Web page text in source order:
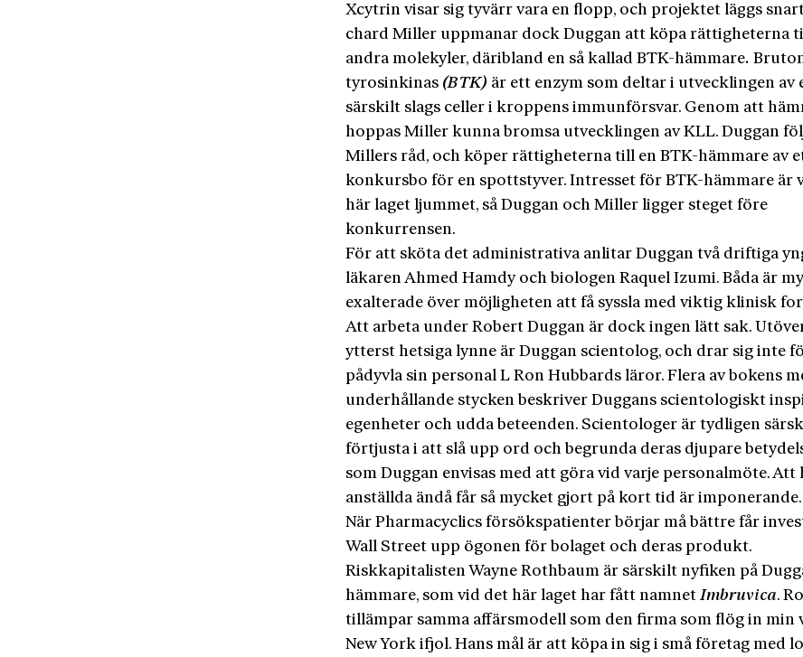
Xcytrin visar sig tyvärr vara en flopp, och projektet läggs
chard Miller uppmanar dock Duggan att köpa rättigheterna
andra molekyler, däribland en så kal­lad BTK-hämmare.
tyrosinkinas (BTK) är ett enzym som deltar i utvecklingen av
särskilt slags celler i kroppens immunförsvar. Genom att
hoppas Miller kunna bromsa utvecklingen av KLL. Duggan
Millers råd, och köper rättigheterna till en BTK-­hämmare av
konkursbo för en spottstyver. Intresset för BTK-hämmare är
här laget ljummet, så Duggan och Miller ligger steget före
konkurrensen.
För att sköta det administrativa anlitar Duggan två driftiga
läkaren Ahmed Hamdy och biologen Raquel Izumi. Båda är
exalterade över möjligheten att få syssla med viktig klinisk
Att arbeta under Robert Duggan är dock ingen lätt sak.
ytterst hetsiga lynne är Duggan scientolog, och drar sig inte
pådyvla sin personal L Ron Hubbards läror. Flera av bokens
underhållande stycken beskriver Duggans scientologiskt
egenheter och udda beteenden. Scientologer är tydligen
förtjusta i att slå upp ord och begrunda deras djupare
som Duggan envisas med att göra vid varje personalmöte. Att
anställda ändå får så mycket gjort på kort tid är imponerande.
När Pharmacyclics försökspatienter börjar må bättre får
Wall Street upp ögonen för bolaget och deras produkt.
Riskkapitalisten Wayne­ Rothbaum är särskilt nyfiken på
hämmare, som vid det här laget har fått namnet Imbruvica.
tillämpar samma affärsmodell som den firma som flög in min
New York ifjol. Hans mål är att köpa in sig i små företag med